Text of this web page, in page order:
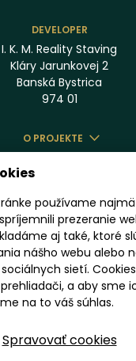
DEVELOPER
I. K. M. Reality Staving
Kláry Jarunkovej 2
Banská Bystrica
974 01
O PROJEKTE
ŠTANDARD
PONUKA BÝVANIA
KOMERČNÉ PRIESTORY
CENNÍK
GALÉRIA
používame
prezeranie
aj také, ktoré
nášho webu alebo
sietí.
a aby sme
na to váš súhlas.
Spravovať cookies